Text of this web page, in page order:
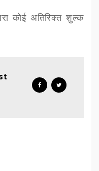
कोई अतिरिक्त शुल्क